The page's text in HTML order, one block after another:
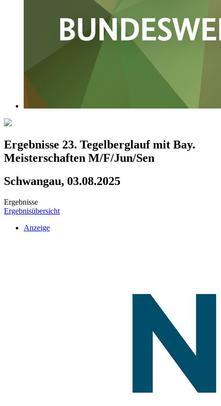
Ergebnisse 23. Tegelberglauf mit Bay.
Meisterschaften M/F/Jun/Sen
Schwangau, 03.08.2025
Ergebnisse
Ergebnisübersicht
Anzeige